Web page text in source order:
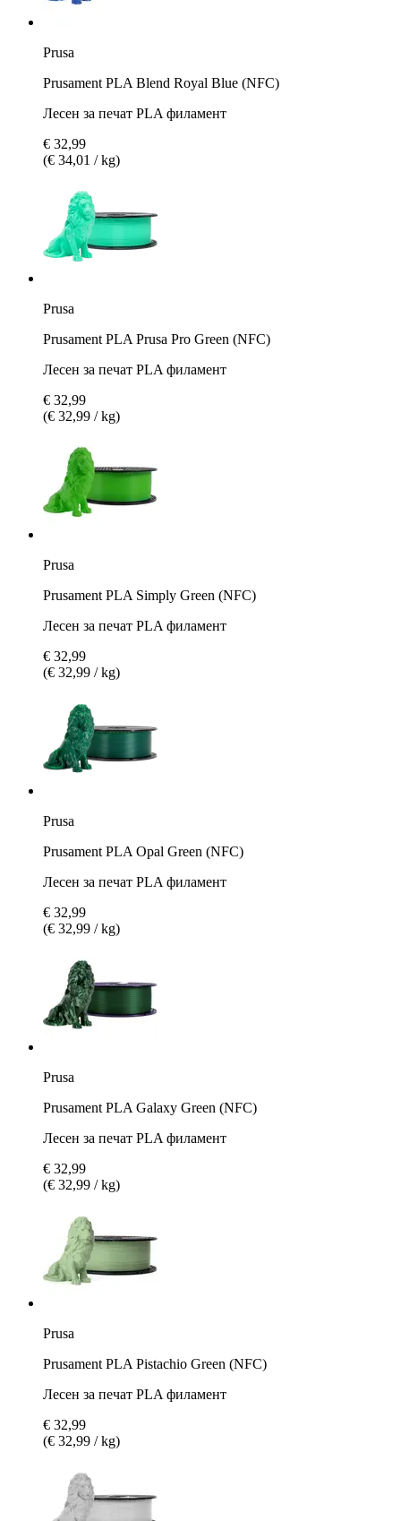
Prusa
Prusament PLA Blend Royal Blue (NFC)
Лесен за печат PLA филамент
€ 32,99
(€ 34,01 / kg)
Prusa
Prusament PLA Prusa Pro Green (NFC)
Лесен за печат PLA филамент
€ 32,99
(€ 32,99 / kg)
Prusa
Prusament PLA Simply Green (NFC)
Лесен за печат PLA филамент
€ 32,99
(€ 32,99 / kg)
Prusa
Prusament PLA Opal Green (NFC)
Лесен за печат PLA филамент
€ 32,99
(€ 32,99 / kg)
Prusa
Prusament PLA Galaxy Green (NFC)
Лесен за печат PLA филамент
€ 32,99
(€ 32,99 / kg)
Prusa
Prusament PLA Pistachio Green (NFC)
Лесен за печат PLA филамент
€ 32,99
(€ 32,99 / kg)